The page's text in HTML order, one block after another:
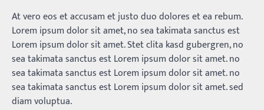
At vero eos et accusam et justo duo dolores et ea rebum.
Lorem ipsum dolor sit amet, no sea takimata sanctus est
Lorem ipsum dolor sit amet. Stet clita kasd gubergren, no
sea takimata sanctus est Lorem ipsum dolor sit amet. no
sea takimata sanctus est Lorem ipsum dolor sit amet. no
sea takimata sanctus est Lorem ipsum dolor sit amet. sed
diam voluptua.